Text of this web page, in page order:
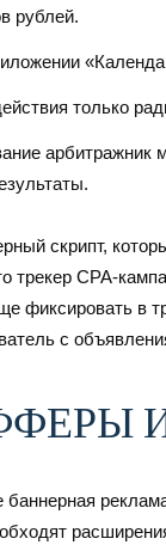
рублей.
только
арбитражник
скрипт,
трекер CPA-
фиксировать в
с